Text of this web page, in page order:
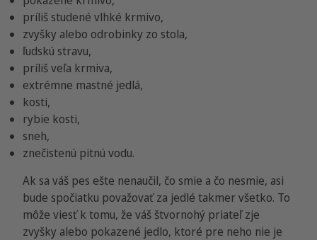
príliš studené vlhké krmivo,
zvyšky alebo odrobinky zo stola,
ľudskú stravu,
príliš veľa krmiva,
extrémne mastné jedlá,
kosti,
rybie kosti,
sneh,
znečistenú pitnú vodu.
Ak sa váš pes ešte nenaučil, čo smie a čo nesmie, asi
bude spočiatku považovať za jedlé takmer všetko. To
môže viesť k tomu, že váš štvornohý priateľ zje
zvyšky alebo pokazené jedlo, ktoré pre neho nie je